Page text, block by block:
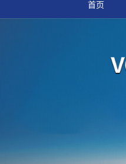
首页